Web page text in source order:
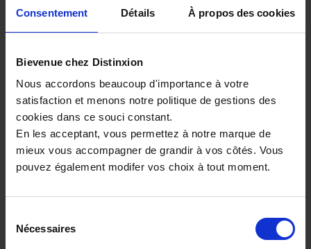
Consentement Détails À propos des cookies
Bievenue chez Distinxion
Nous accordons beaucoup d'importance à votre
satisfaction et menons notre politique de gestions des
cookies dans ce souci constant.
En les acceptant, vous permettez à notre marque de
mieux vous accompagner de grandir à vos côtés. Vous
pouvez également modifer vos choix à tout moment.
Nécessaires
NISSAN PRIMASTAR COMBI
L1H1 2.8T 2.0 dCi 150 CH TEKNA 8PL
22000 km - 2025 - Diesel - Boîte manuelle
ou à partir de